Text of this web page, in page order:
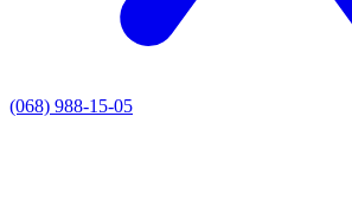
(068) 988-15-05